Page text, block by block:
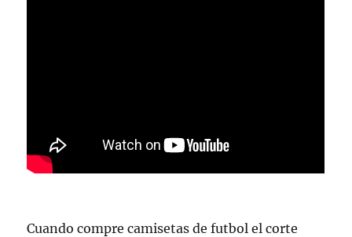
Cuando compre camisetas de futbol el corte